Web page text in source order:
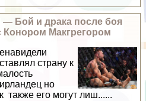
и дpaка после боя
Макгрегором
страну к
но
его могут лиш......